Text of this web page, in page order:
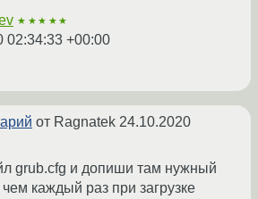
★★★★★
02:34:33 +00:00
от Ragnatek 24.10.2020
grub.cfg и допиши там нужный
каждый раз при загрузке